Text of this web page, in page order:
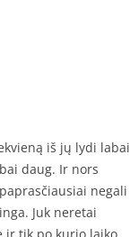
iš jų lydi labai
daug. Ir nors
negali
Juk neretai